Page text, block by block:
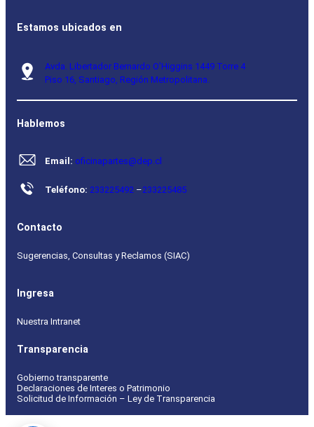
Estamos ubicados en
Avda. Libertador Bernardo O’Higgins 1449 Torre 4
Piso 16, Santiago, Región Metropolitana.
Hablemos
Email: oficinapartes@dep.cl
Teléfono: 233225492 –233225485
Contacto
Sugerencias, Consultas y Reclamos (SIAC)
Ingresa
Nuestra Intranet
Transparencia
Gobierno transparente
Declaraciones de Interes o Patrimonio
Solicitud de Información – Ley de Transparencia